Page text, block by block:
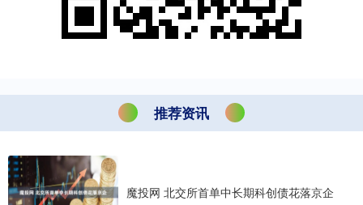
推荐资讯
魔投网 北交所首单中长期科创债花落京企